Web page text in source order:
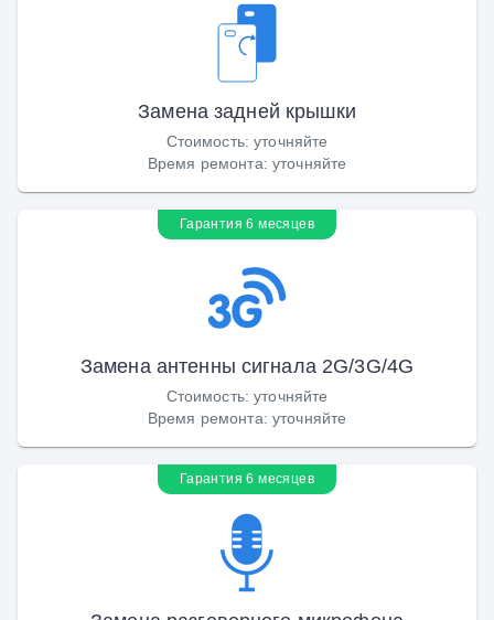
Замена задней крышки
Стоимость:уточняйте
Время ремонта: уточняйте
Гарантия 6 месяцев
Замена антенны сигнала 2G/3G/4G
Стоимость:уточняйте
Время ремонта: уточняйте
Гарантия 6 месяцев